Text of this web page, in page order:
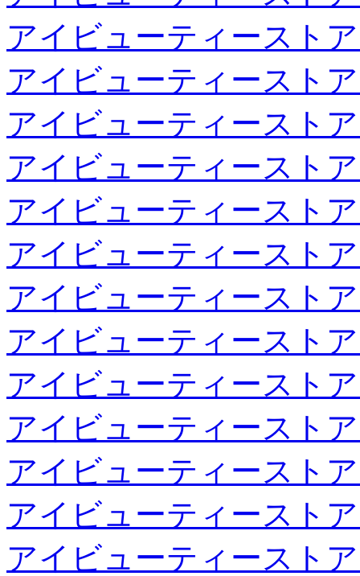
アイビューティースト
アイビューティースト
アイビューティースト
アイビューティースト
アイビューティースト
アイビューティースト
アイビューティースト
アイビューティースト
アイビューティースト
アイビューティースト
アイビューティースト
アイビューティースト
アイビューティースト